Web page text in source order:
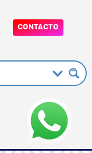
CONTACTO